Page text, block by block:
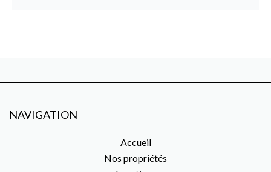
NAVIGATION
Accueil
Nos propriétés